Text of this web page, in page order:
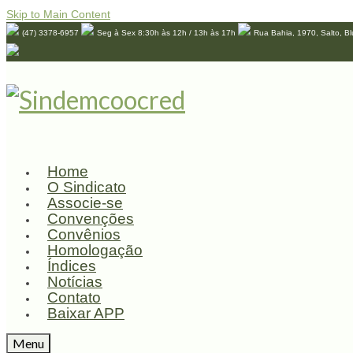
Skip to Main Content
(47) 3378-6957 Seg à Sex 8:30h às 12h / 13h às 17h Rua Bahia, 1970, Salto,
Home
O Sindicato
Associe-se
Convenções
Convênios
Homologação
Índices
Notícias
Contato
Baixar APP
Menu